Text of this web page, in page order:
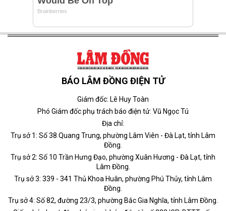
BÁO LÂM ĐỒNG ĐIỆN TỬ
Giám đốc: Lê Huy Toàn
Phó Giám đốc phụ trách báo điện tử: Vũ Ngọc Tú
Địa chỉ:
Trụ sở 1: Số 38 Quang Trung, phường Lâm Viên - Đà Lạt, tỉnh Lâm
Đồng.
Trụ sở 2: Số 10 Trần Hưng Đạo, phường Xuân Hương - Đà Lạt, tỉnh
Lâm Đồng.
Trụ sở 3: 339 - 341 Thủ Khoa Huân, phường Phú Thủy, tỉnh Lâm
Đồng.
Trụ sở 4: Số 82, đường 23/3, phường Bắc Gia Nghĩa, tỉnh Lâm Đồng.